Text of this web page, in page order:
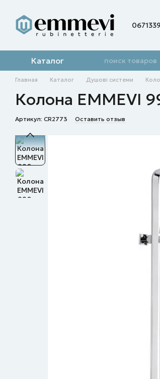
Каталог
Главная Каталог Душові системи
Колона EMMEVI
Артикул: CR2773 Оставить отзыв